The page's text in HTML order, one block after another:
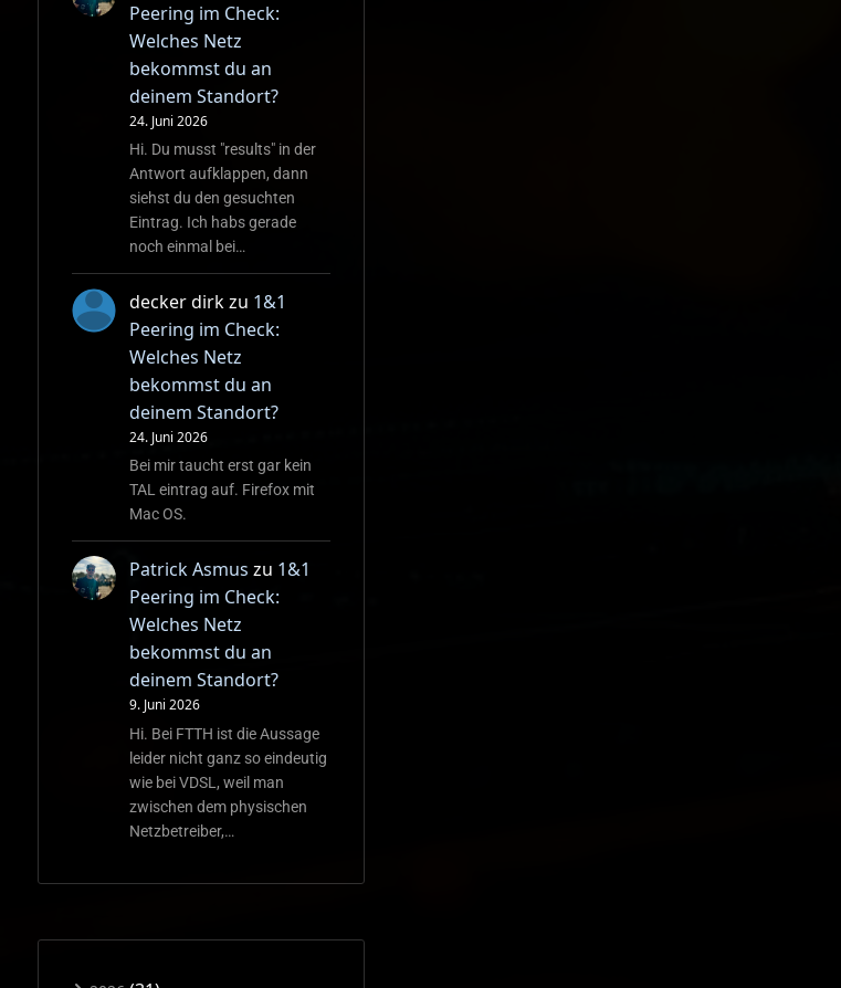
Peering im Check:
Welches Netz
bekommst du an
deinem Standort?
24. Juni 2026
Hi. Du musst "results" in der
Antwort aufklappen, dann
siehst du den gesuchten
Eintrag. Ich habs gerade
noch einmal bei…
decker dirkzu 1&1
Peering im Check:
Welches Netz
bekommst du an
deinem Standort?
24. Juni 2026
Bei mir taucht erst gar kein
TAL eintrag auf. Firefox mit
Mac OS.
Patrick Asmus zu 1&1
Peering im Check:
Welches Netz
bekommst du an
deinem Standort?
9. Juni 2026
Hi. Bei FTTH ist die Aussage
leider nicht ganz so eindeutig
wie bei VDSL, weil man
zwischen dem physischen
Netzbetreiber,…